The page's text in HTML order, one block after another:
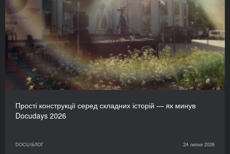
Прості конструкції серед складних історій — як минув
Docudays 2026
DOCU/БЛОГ 24 липня 2026